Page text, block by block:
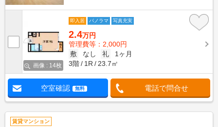
画像 : 14枚
即入居 パノラマ 写真充実
2.4万円
管理費等：2,000円
敷
なし 礼
1ヶ月
3階
1R 23.7㎡
空室確認 無料 電話で問合せ
賃貸マンション